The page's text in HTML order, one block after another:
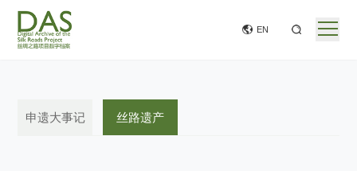
EN
申遗大事记 丝路遗产